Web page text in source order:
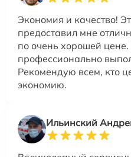
Экономия и качество!
предоставил мне
по очень хорошей
профессионально
Рекомендую всем, кто
экономию.
Ильинский